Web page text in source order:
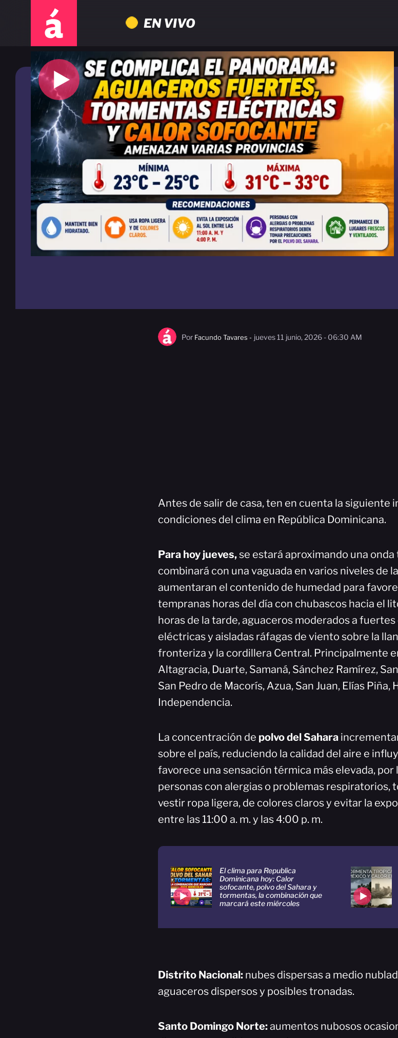
EN VIVO
Por Facundo Tavares - jueves 11 junio, 2026 - 06:30 AM
Antes de salir de casa, ten en cuenta la siguiente
condiciones del clima en República Dominicana.
Para hoy jueves,se estará aproximando una onda
combinará con una vaguada en varios niveles de
aumentaran el contenido de humedad para
tempranas horas del día con chubascos hacia el
horas de la tarde, aguaceros moderados a
eléctricas y aisladas ráfagas de viento sobre la
fronteriza y la cordillera Central. Principalmente
Altagracia, Duarte, Samaná, Sánchez Ramírez,
San Pedro de Macorís, Azua, San Juan, Elías Piña,
Independencia.
La concentración de polvo del Sahara
sobre el país, reduciendo la calidad del aire e
favorece una sensación térmica más elevada, por
personas con alergias o problemas respiratorios,
vestir ropa ligera, de colores claros y evitar la
entre las 11:00 a. m. y las 4:00 p. m.
El clima para Republica
Dominicana hoy: Calor
sofocante, polvo del Sahara y
tormentas, la combinación que
marcará este miércoles
Distrito Nacional: nubes dispersas a medio
aguaceros dispersos y posibles tronadas.
Santo Domingo Norte:aumentos nubosos